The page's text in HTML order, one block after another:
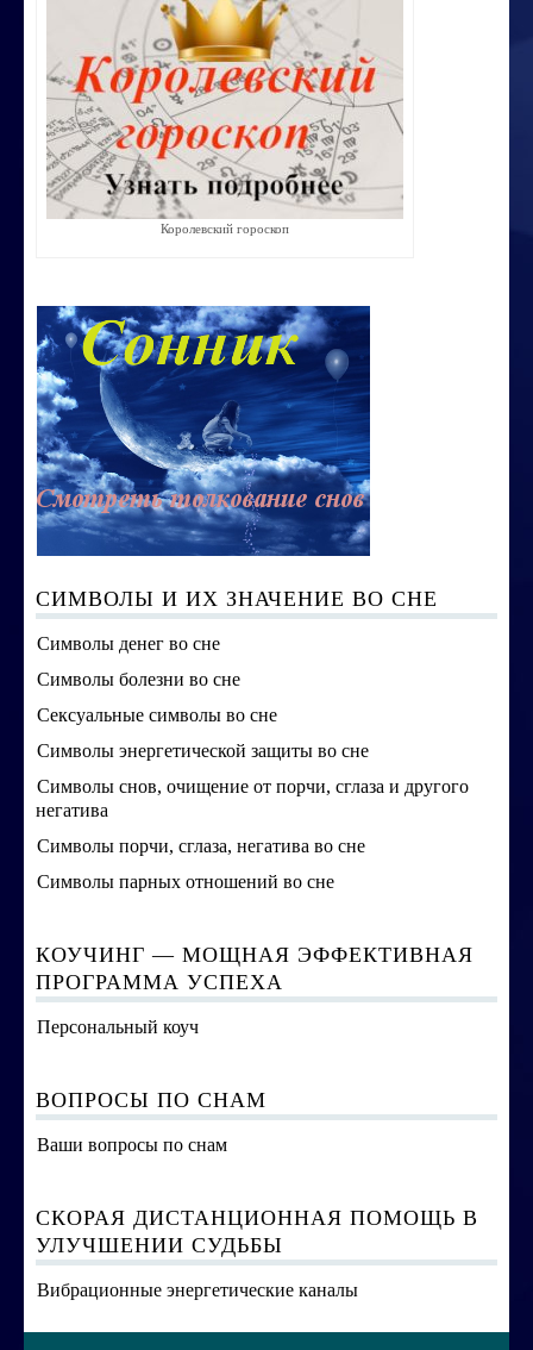
Занятия по расшифровке снов
Магия денег
Ищем любовь
Позитивное мышление
Порча ,сглаз
Секреты успешных продаж
Психоэнергетическая гимнастика
Занятия по эзотерике
Этика семейных взаимоотношений
Вибрационные коды на здоровье
Экспресс-курс по Су-джок терапии
Воспитание ребенка без угроз и насилия
СТОИМОСТЬ УСЛУГ
Королевский гороскоп
СИМВОЛЫ И ИХ ЗНАЧЕНИЕ ВО СНЕ
Символы денег во сне
Символы болезни во сне
Сексуальные символы во сне
Символы энергетической защиты во сне
Символы снов, очищение от порчи, сглаза и другого
негатива
Символы порчи, сглаза, негатива во сне
Символы парных отношений во сне
КОУЧИНГ — МОЩНАЯ ЭФФЕКТИВНАЯ
ПРОГРАММА УСПЕХА
Персональный коуч
ВОПРОСЫ ПО СНАМ
Ваши вопросы по снам
СКОРАЯ ДИСТАНЦИОННАЯ ПОМОЩЬ В
УЛУЧШЕНИИ СУДЬБЫ
Вибрационные энергетические каналы